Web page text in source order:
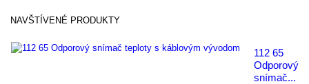
NAVŠTÍVENÉ PRODUKTY
112 65
Odporový
snímač...